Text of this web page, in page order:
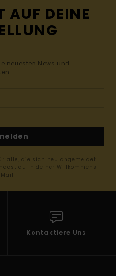
AUF DEINE
neuesten News und
alle, die sich neu angemeldet
du in deiner Willkommens-
Mail
Kontaktiere Uns